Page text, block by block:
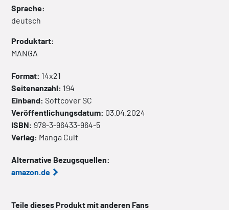
Sprache:
deutsch
Produktart:
MANGA
Format: 14x21
Seitenanzahl: 194
Einband: SoftcoverSC
Veröffentlichungsdatum: 03.04.2024
ISBN: 978-3-96433-964-5
Verlag: Manga Cult
Alternative Bezugsquellen:
amazon.de
Teile dieses Produkt mit anderen Fans